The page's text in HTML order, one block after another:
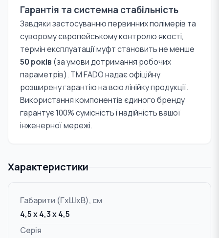
Гарантія та системна стабільність
Завдяки застосуванню первинних полімерів та
суворому європейському контролю якості,
термін експлуатації муфт становить не менше
50 років (за умови дотримання робочих
параметрів). TM FADO надає офіційну
розширену гарантію на всю лінійку продукції.
Використання компонентів єдиного бренду
гарантує 100% сумісність і надійність вашої
інженерної мережі.
Характеристики
Габарити (ГxШxВ), см
4,5 x 4,3 x 4,5
Серія